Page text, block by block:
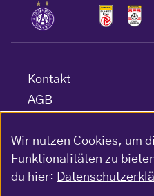
Kontakt
AGB
Impressum
Gewinnspiel-
Wir nutzen Cookies, um
Funktionalitäten zu
du hier: